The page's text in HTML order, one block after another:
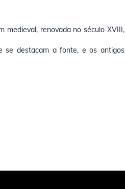
medieval, renovada no século XVIII,
se destacam a fonte, e os antigos